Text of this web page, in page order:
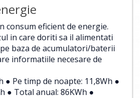
consum eficient de energie.
in care doriti sa il alimentati
baza de acumulatori/baterii
informatiile necesare de
● Pe timp de noapte: 11,8Wh ●
● Total anual: 86KWh ●